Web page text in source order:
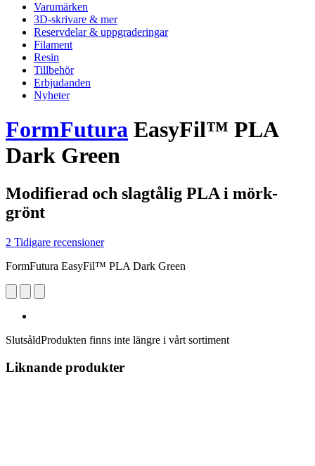
Varumärken
3D-skrivare & mer
Reservdelar & uppgraderingar
Filament
Resin
Tillbehör
Erbjudanden
Nyheter
FormFutura EasyFil™ PLA
Dark Green
Modifierad och slagtålig PLA i mörk-
grönt
2 Tidigare recensioner
FormFutura EasyFil™ PLA Dark Green
SlutsåldProdukten finns inte längre i vårt sortiment
Liknande produkter